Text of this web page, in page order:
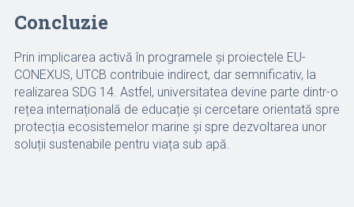
Concluzie
Prin implicarea activă în programele și proiectele EU-
CONEXUS, UTCB contribuie indirect, dar semnificativ, la
realizarea SDG 14. Astfel, universitatea devine parte dintr-o
rețea internațională de educație și cercetare orientată spre
protecția ecosistemelor marine și spre dezvoltarea unor
soluții sustenabile pentru viața sub apă.